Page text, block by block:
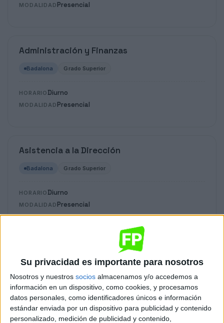
Su privacidad es importante para nosotros
Nosotros y nuestros socios almacenamos y/o accedemos a
información en un dispositivo, como cookies, y procesamos
datos personales, como identificadores únicos e información
estándar enviada por un dispositivo para publicidad y contenido
personalizado, medición de publicidad y contenido,
MODALIDAD Presencial
Administración y Finanzas
Badalona Grado Superior
HORARIO Diurno
MODALIDAD Presencial
Asistencia a la Dirección
Badalona Grado Superior
HORARIO Diurno
MODALIDAD Presencial
Desarrollo de Aplicaciones Web
Badalona Grado Superior
Diurno
MODALIDAD Presencial